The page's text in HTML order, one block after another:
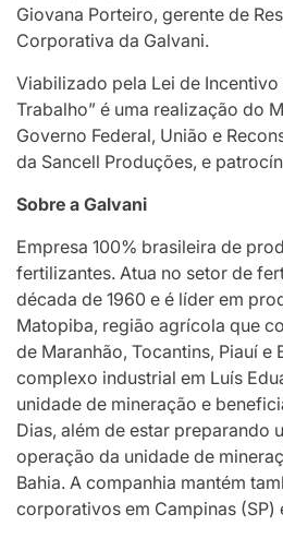
Giovana Porteiro, gerente de
Corporativa da Galvani.
Viabilizado pela Lei de Incentivo
Trabalho” é uma realização do
Governo Federal, União e
da Sancell Produções, e
Sobre a Galvani
Empresa 100% brasileira de
fertilizantes. Atua no setor de
década de 1960 e é líder em
Matopiba, região agrícola que
de Maranhão, Tocantins, Piauí e
complexo industrial em Luís
unidade de mineração e
Dias, além de estar preparando
operação da unidade de
Bahia. A companhia mantém
corporativos em Campinas (SP)